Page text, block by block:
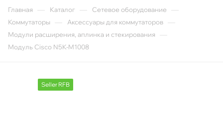
Главная Каталог Сетевое оборудование
Коммутаторы Аксессуары для коммутаторов
Модули расширения, аплинка и стекирования
Модуль Cisco N5K-M1008
Seller RFB